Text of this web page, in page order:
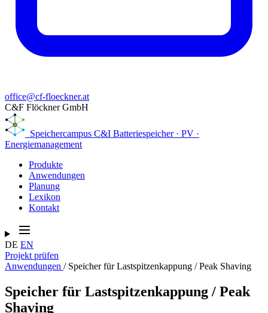
office@cf-floeckner.at
C&F Flöckner GmbH
Speichercampus C&I Batteriespeicher · PV ·
Energiemanagement
Produkte
Anwendungen
Planung
Lexikon
Kontakt
DE EN
Projekt prüfen
Anwendungen / Speicher für Lastspitzenkappung / Peak Shaving
Speicher für Lastspitzenkappung / Peak
Shaving